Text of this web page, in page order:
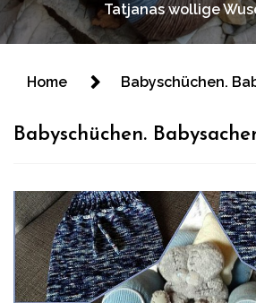
Tatjanas wollige
Home Babyschüchen.
Babyschüchen.